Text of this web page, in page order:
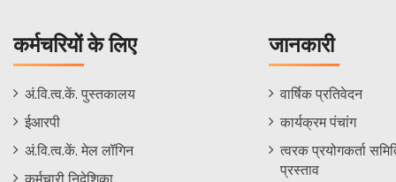
कर्मचरियों के लिए
Staff
Footer
Menu
अं.वि.त्व.कें. पुस्तकालय
ईआरपी
अं.वि.त्व.कें. मेल लॉगिन
जानकारी
Informations
Menu
वार्षिक प्रतिवेदन
कार्यक्रम पंचांग
त्वरक प्रयोगकर्ता
प्रस्ताव